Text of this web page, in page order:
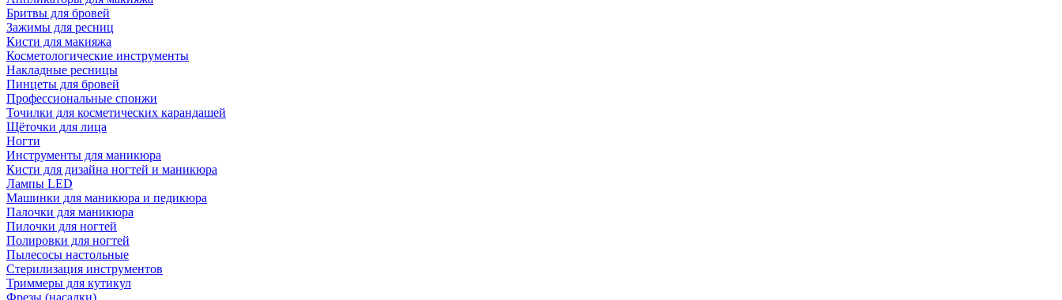
Бритвы для бровей
Зажимы для ресниц
Кисти для макияжа
Косметологические инструменты
Накладные ресницы
Пинцеты для бровей
Профессиональные спонжи
Точилки для косметических карандашей
Щёточки для лица
Ногти
Инструменты для маникюра
Кисти для дизайна ногтей и маникюра
Лампы LED
Машинки для маникюра и педикюра
Палочки для маникюра
Пилочки для ногтей
Полировки для ногтей
Пылесосы настольные
Стерилизация инструментов
Триммеры для кутикул
Фрезы (насадки)